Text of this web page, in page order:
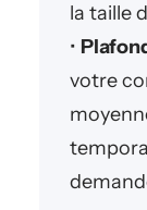
la taille
•
votre